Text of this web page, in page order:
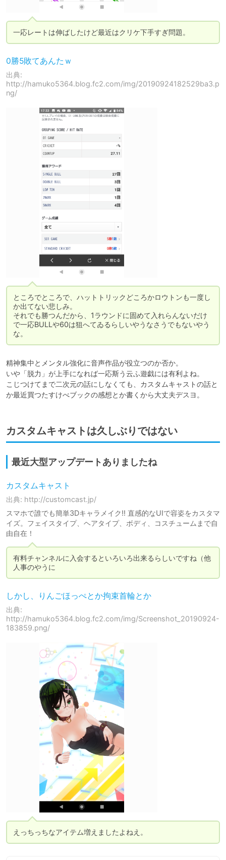
一応レートは伸ばしたけど最近はクリケ下手すぎ問題。
0勝5敗てあんたｗ
出典:
http://hamuko5364.blog.fc2.com/img/20190924182529ba3.p
ng/
ところでところで、ハットトリックどころかロウトンも一度し
か出てない悲しみ。
それでも勝つんだから、1ラウンドに固めて入れらんないだけ
で一応BULLや60は狙へてゐるらしいやうなさうでもないやう
な。
精神集中とメンタル強化に音声作品が役立つのか否か。
いや「脱力」が上手になれば一応斯う云ふ遊戯には有利よね。
こじつけてまで二次元の話にしなくても、カスタムキャストの話と
か最近買つたすけべブックの感想とか書くから大丈夫デスヨ。
カスタムキャストは久しぶりではない
最近大型アップデートありましたね
カスタムキャスト
出典: http://customcast.jp/
スマホで誰でも簡単3Dキャラメイク!! 直感的なUIで容姿をカスタマ
イズ。フェイスタイプ、ヘアタイプ、ボディ、コスチュームまで自
由自在！
有料チャンネルに入会するといろいろ出来るらしいですね（他
人事のやうに
しかし、りんごほっぺとか拘束首輪とか
出典:
http://hamuko5364.blog.fc2.com/img/Screenshot_20190924-
183859.png/
えっちっちなアイテム増えましたよねえ。